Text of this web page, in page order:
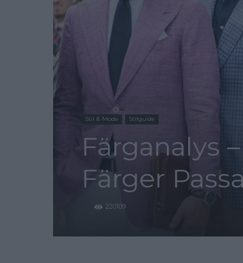
Stil & Mode Stilguide
Färganalys
Färger
220109